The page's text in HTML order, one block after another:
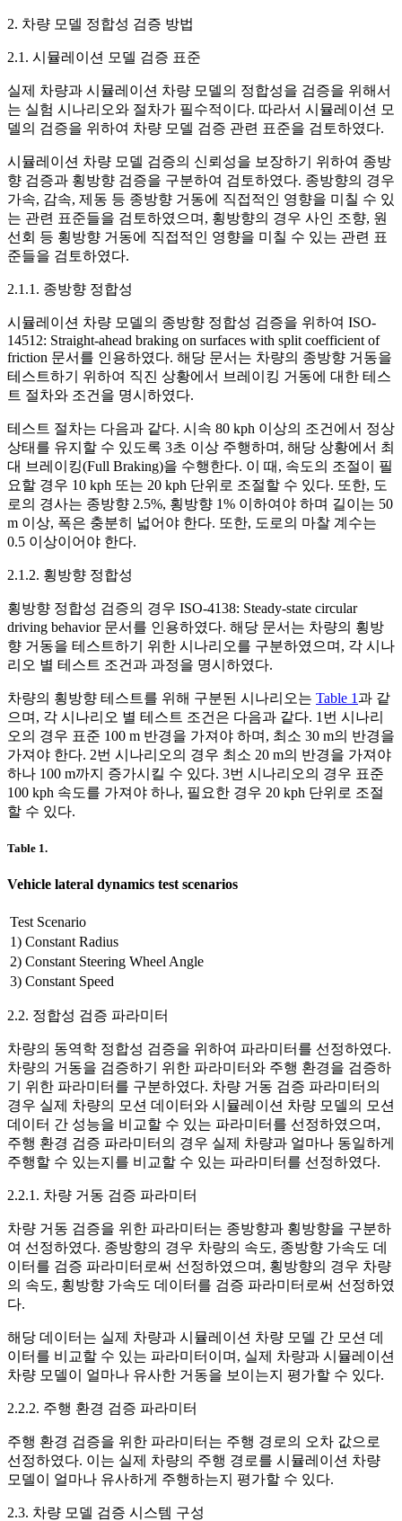
2. 차량 모델 정합성 검증 방법
2.1. 시뮬레이션 모델 검증 표준
실제 차량과 시뮬레이션 차량 모델의 정합성을 검증을 위해서
는 실험 시나리오와 절차가 필수적이다. 따라서 시뮬레이션 모
델의 검증을 위하여 차량 모델 검증 관련 표준을 검토하였다.
시뮬레이션 차량 모델 검증의 신뢰성을 보장하기 위하여 종방
향 검증과 횡방향 검증을 구분하여 검토하였다. 종방향의 경우
가속, 감속, 제동 등 종방향 거동에 직접적인 영향을 미칠 수 있
는 관련 표준들을 검토하였으며, 횡방향의 경우 사인 조향, 원
선회 등 횡방향 거동에 직접적인 영향을 미칠 수 있는 관련 표
준들을 검토하였다.
2.1.1. 종방향 정합성
시뮬레이션 차량 모델의 종방향 정합성 검증을 위하여 ISO-
14512: Straight-ahead braking on surfaces with split coefficient of
friction 문서를 인용하였다. 해당 문서는 차량의 종방향 거동을
테스트하기 위하여 직진 상황에서 브레이킹 거동에 대한 테스
트 절차와 조건을 명시하였다.
테스트 절차는 다음과 같다. 시속 80 kph 이상의 조건에서 정상
상태를 유지할 수 있도록 3초 이상 주행하며, 해당 상황에서 최
대 브레이킹(Full Braking)을 수행한다. 이 때, 속도의 조절이 필
요할 경우 10 kph 또는 20 kph 단위로 조절할 수 있다. 또한, 도
로의 경사는 종방향 2.5%, 횡방향 1% 이하여야 하며 길이는 50
m 이상, 폭은 충분히 넓어야 한다. 또한, 도로의 마찰 계수는
0.5 이상이어야 한다.
2.1.2. 횡방향 정합성
횡방향 정합성 검증의 경우 ISO-4138: Steady-state circular
driving behavior 문서를 인용하였다. 해당 문서는 차량의 횡방
향 거동을 테스트하기 위한 시나리오를 구분하였으며, 각 시나
리오 별 테스트 조건과 과정을 명시하였다.
차량의 횡방향 테스트를 위해 구분된 시나리오는 Table 1과 같
으며, 각 시나리오 별 테스트 조건은 다음과 같다. 1번 시나리
오의 경우 표준 100 m 반경을 가져야 하며, 최소 30 m의 반경을
가져야 한다. 2번 시나리오의 경우 최소 20 m의 반경을 가져야
하나 100 m까지 증가시킬 수 있다. 3번 시나리오의 경우 표준
100 kph 속도를 가져야 하나, 필요한 경우 20 kph 단위로 조절
할 수 있다.
Table 1.
Vehicle lateral dynamics test scenarios
Test Scenario
1) Constant Radius
2) Constant Steering Wheel Angle
3) Constant Speed
2.2. 정합성 검증 파라미터
차량의 동역학 정합성 검증을 위하여 파라미터를 선정하였다.
차량의 거동을 검증하기 위한 파라미터와 주행 환경을 검증하
기 위한 파라미터를 구분하였다. 차량 거동 검증 파라미터의
경우 실제 차량의 모션 데이터와 시뮬레이션 차량 모델의 모션
데이터 간 성능을 비교할 수 있는 파라미터를 선정하였으며,
주행 환경 검증 파라미터의 경우 실제 차량과 얼마나 동일하게
주행할 수 있는지를 비교할 수 있는 파라미터를 선정하였다.
2.2.1. 차량 거동 검증 파라미터
차량 거동 검증을 위한 파라미터는 종방향과 횡방향을 구분하
여 선정하였다. 종방향의 경우 차량의 속도, 종방향 가속도 데
이터를 검증 파라미터로써 선정하였으며, 횡방향의 경우 차량
의 속도, 횡방향 가속도 데이터를 검증 파라미터로써 선정하였
다.
해당 데이터는 실제 차량과 시뮬레이션 차량 모델 간 모션 데
이터를 비교할 수 있는 파라미터이며, 실제 차량과 시뮬레이션
차량 모델이 얼마나 유사한 거동을 보이는지 평가할 수 있다.
2.2.2. 주행 환경 검증 파라미터
주행 환경 검증을 위한 파라미터는 주행 경로의 오차 값으로
선정하였다. 이는 실제 차량의 주행 경로를 시뮬레이션 차량
모델이 얼마나 유사하게 주행하는지 평가할 수 있다.
2.3. 차량 모델 검증 시스템 구성